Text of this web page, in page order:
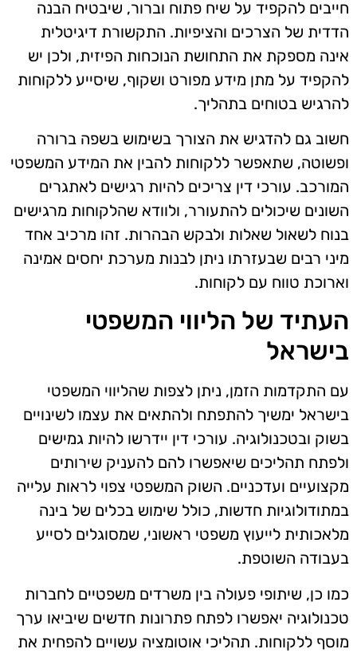
חייבים להקפיד על שיח פתוח וברור, שיבטיח הבנה
הדדית של הצרכים והציפיות. התקשורת דיגיטלית
אינה מספקת את התחושת הנוכחות הפיזית, ולכן יש
להקפיד על מתן מידע מפורט ושקוף, שיסייע ללקוחות
להרגיש בטוחים בתהליך.
חשוב גם להדגיש את הצורך בשימוש בשפה ברורה
ופשוטה, שתאפשר ללקוחות להבין את המידע המשפטי
המורכב. עורכי דין צריכים להיות רגישים לאתגרים
השונים שיכולים להתעורר, ולוודא שהלקוחות מרגישים
בנוח לשאול שאלות ולבקש הבהרות. זהו מרכיב אחד
מיני רבים שבעזרתו ניתן לבנות מערכת יחסים אמינה
וארוכת טווח עם לקוחות.
העתיד של הליווי המשפטי
בישראל
עם התקדמות הזמן, ניתן לצפות שהליווי המשפטי
בישראל ימשיך להתפתח ולהתאים את עצמו לשינויים
בשוק ובטכנולוגיה. עורכי דין יידרשו להיות גמישים
ולפתח תהליכים שיאפשרו להם להעניק שירותים
מקצועיים ועדכניים. השוק המשפטי צפוי לראות עלייה
במתודולוגיות חדשות, כולל שימוש בכלים של בינה
מלאכותית לייעוץ משפטי ראשוני, שמסוגלים לסייע
בעבודה השוטפת.
כמו כן, שיתופי פעולה בין משרדים משפטיים לחברות
טכנולוגיה יאפשרו לפתח פתרונות חדשים שיביאו ערך
מוסף ללקוחות. תהליכי אוטומציה עשויים להפחית את